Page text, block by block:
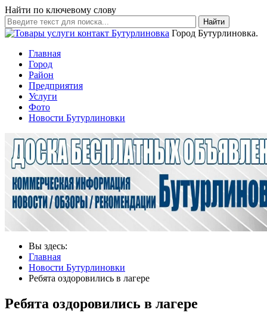
Найти по ключевому слову
Найти
Город Бутурлиновка.
Главная
Город
Район
Предприятия
Услуги
Фото
Новости Бутурлиновки
Вы здесь:
Главная
Новости Бутурлиновки
Ребята оздоровились в лагере
Ребята оздоровились в лагере